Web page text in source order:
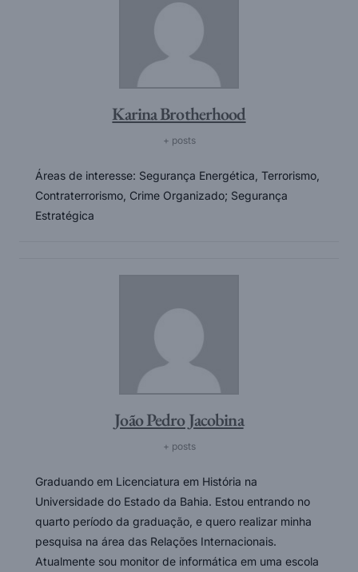
Karina Brotherhood
+ posts
Áreas de interesse: Segurança Energética, Terrorismo,
Contraterrorismo, Crime Organizado; Segurança
Estratégica
João Pedro Jacobina
+ posts
Graduando em Licenciatura em História na
Universidade do Estado da Bahia. Estou entrando no
quarto período da graduação, e quero realizar minha
pesquisa na área das Relações Internacionais.
Atualmente sou monitor de informática em uma escola